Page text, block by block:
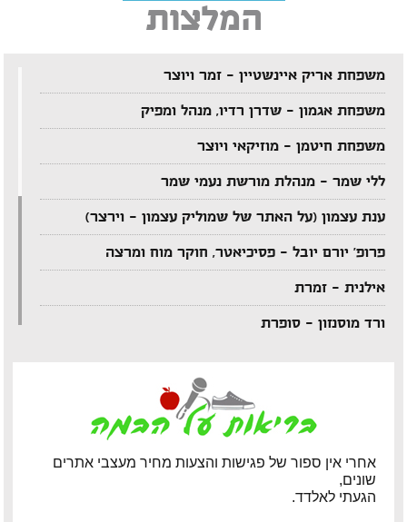
המלצות
משפחת אריק איינשטיין – זמר ויוצר
משפחת אגמון – שדרן רדיו, מנהל ומפיק
משפחת חיטמן – מוזיקאי ויוצר
ללי שמר – מנהלת מורשת נעמי שמר
ענת עצמון (על האתר של שמוליק עצמון – וירצר)
פרופ' יורם יובל – פסיכיאטר, חוקר מוח ומרצה
אילנית – זמרת
ורד מוסנזון – סופרת
אביהו מדינה – מוזיקאי ויוצר
יענקל'ה רוטבליט – איש כותב
צדי צרפתי – במאי תיאטרון וטלוויזיה
אבי בללי – מוזיקאי ויוצר
אחרי אין ספור של פגישות והצעות מחיר מעצבי אתרים
שונים,
הגעתי לאלדד.